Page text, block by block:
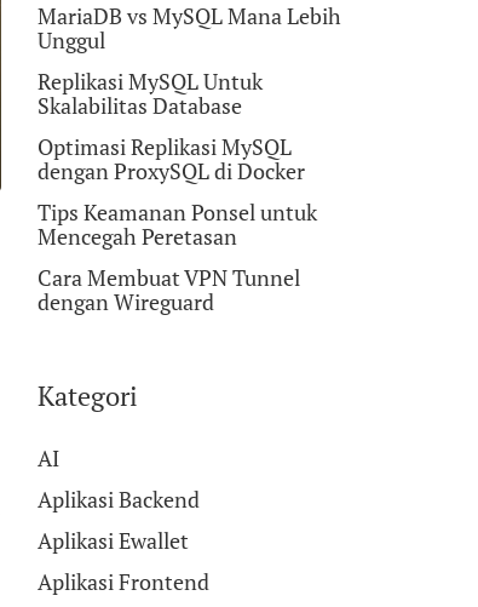
MariaDB vs MySQL Mana Lebih
Unggul
Replikasi MySQL Untuk
Skalabilitas Database
Optimasi Replikasi MySQL
dengan ProxySQL di Docker
Tips Keamanan Ponsel untuk
Mencegah Peretasan
Cara Membuat VPN Tunnel
dengan Wireguard
Kategori
AI
Aplikasi Backend
Aplikasi Ewallet
Aplikasi Frontend